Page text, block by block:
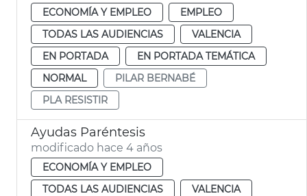
ECONOMÍA Y EMPLEO
EMPLEO
TODAS LAS AUDIENCIAS
VALENCIA
EN PORTADA
EN PORTADA TEMÁTICA
NORMAL
PILAR BERNABÉ
PLA RESISTIR
Ayudas Paréntesis
modificado hace 4 años
ECONOMÍA Y EMPLEO
TODAS LAS AUDIENCIAS
VALENCIA